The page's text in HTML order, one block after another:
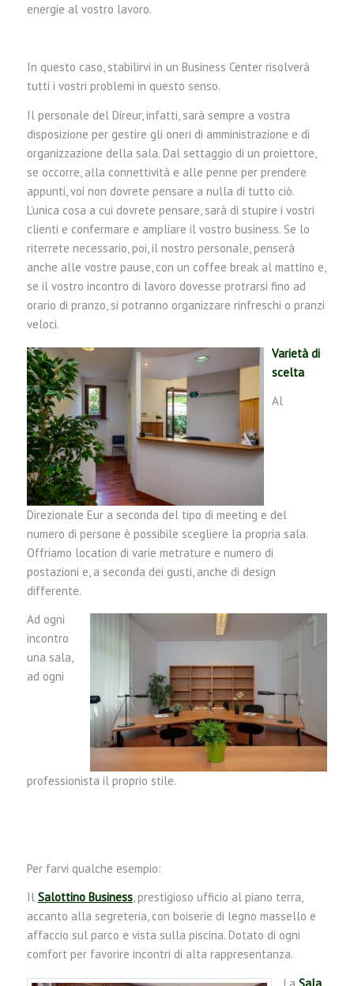
energie al vostro lavoro.
In questo caso, stabilirvi in un Business Center risolverà
tutti i vostri problemi in questo senso.
Il personale del Direur, infatti, sarà sempre a vostra
disposizione per gestire gli oneri di amministrazione e di
organizzazione della sala. Dal settaggio di un proiettore,
se occorre, alla connettività e alle penne per prendere
appunti, voi non dovrete pensare a nulla di tutto ciò.
L’unica cosa a cui dovrete pensare, sarà di stupire i vostri
clienti e confermare e ampliare il vostro business. Se lo
riterrete necessario, poi, il nostro personale, penserà
anche alle vostre pause, con un coffee break al mattino e,
se il vostro incontro di lavoro dovesse protrarsi fino ad
orario di pranzo, si potranno organizzare rinfreschi o pranzi
veloci.
Varietà di
scelta
Al
Direzionale Eur a seconda del tipo di meeting e del
numero di persone è possibile scegliere la propria sala.
Offriamo location di varie metrature e numero di
postazioni e, a seconda dei gusti, anche di design
differente.
Ad ogni
incontro
una sala,
ad ogni
professionista il proprio stile.
Per farvi qualche esempio:
Il Salottino Business, prestigioso ufficio al piano terra,
accanto alla segreteria, con boiserie di legno massello e
affaccio sul parco e vista sulla piscina. Dotato di ogni
comfort per favorire incontri di alta rappresentanza.